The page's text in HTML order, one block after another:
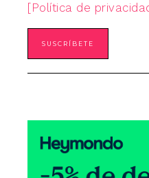
[Política de